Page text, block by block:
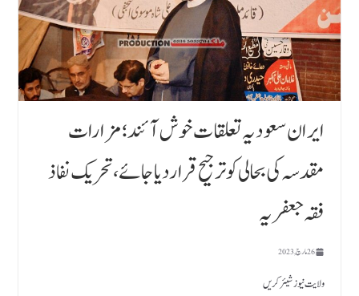
ایران سعودیہ تعلقات خوش آئند ؛ مزارات
مقدسہ کی بحالی کو ترجیح قراردیا جائے، تحریک نفاذ
فقہ جعفریہ
26 مارچ, 2023
ولایت نیوز شیئر کریں